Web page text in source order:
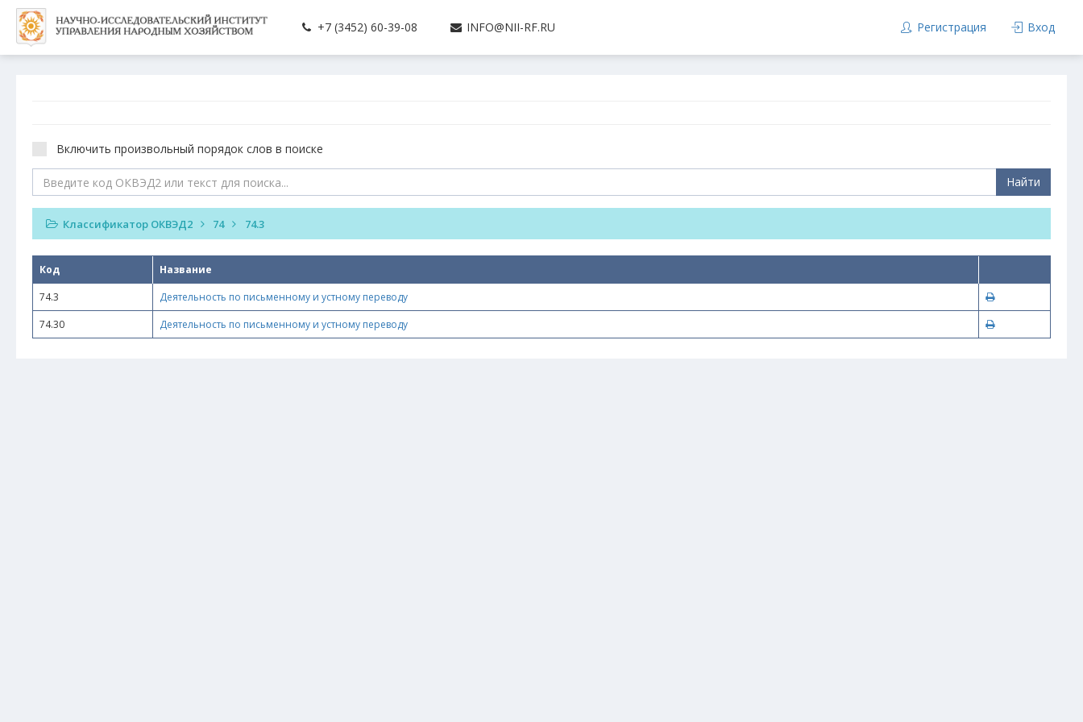
+7 (3452) 60-39-08 INFO@NII-RF.RU Регистрация Вход
Включить произвольный порядок слов в поиске
Найти
Классификатор ОКВЭД2 74 74.3
Код
Название
74.3
Деятельность по письменному и устному переводу
74.30
Деятельность по письменному и устному переводу